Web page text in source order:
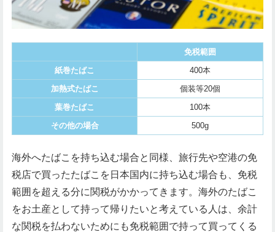
免税範囲
紙巻たばこ
400本
加熱式たばこ
個装等20個
葉巻たばこ
100本
その他の場合
500g
海外へたばこを持ち込む場合と同様、旅行先や空港の免
税店で買ったたばこを日本国内に持ち込む場合も、免税
範囲を超える分に関税がかかってきます。海外のたばこ
をお土産として持って帰りたいと考えている人は、余計
な関税を払わないためにも免税範囲で持って買ってくる